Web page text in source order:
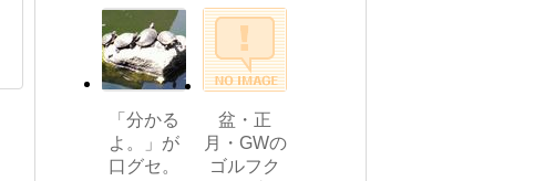
「分かる
よ。」が
口グセ。
盆・正
月・GWの
ゴルフク